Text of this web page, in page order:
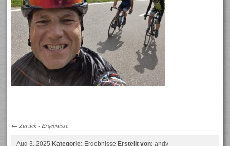
← Zurück- Ergebnisse
Aug 3, 2025Kategorie: ErgebnisseErstellt von: andy